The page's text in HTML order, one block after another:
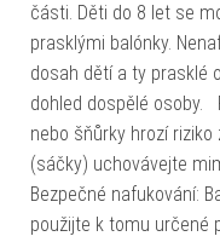
části. Děti do 8 let se
prasklými balónky.
dosah dětí a ty prasklé
dohled dospělé osoby.
nebo šňůrky hrozí
(sáčky) uchovávejte
Bezpečné nafukování:
použijte k tomu určené